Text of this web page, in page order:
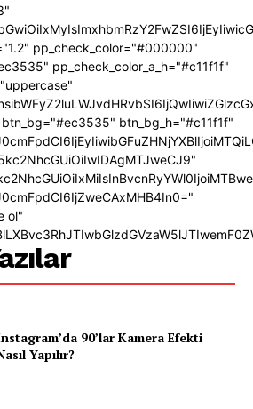
pp_check_color="#000000"
pp_check_color_a_h="#c11f1f"
btn_bg_h="#c11f1f"
ol"
90’lar Kamera Efekti
Yapılır?